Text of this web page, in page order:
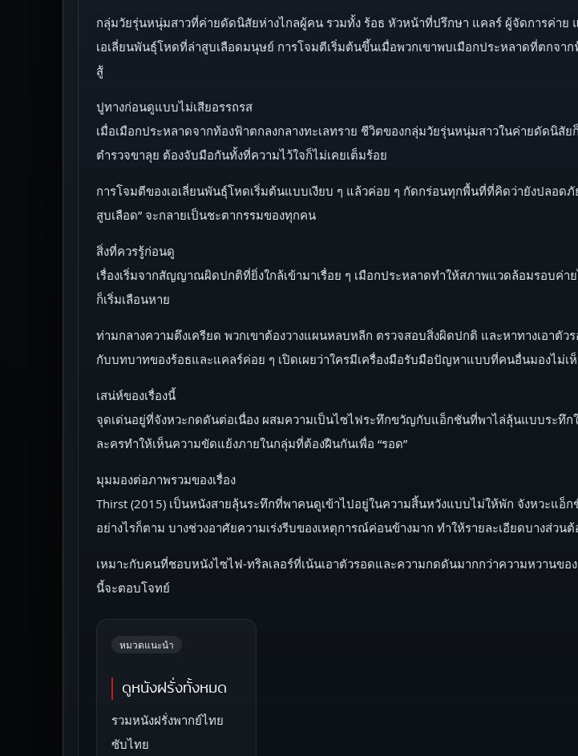
กลุ่มวัยรุ่นหนุ่มสาวที่ค่ายดัดนิสัยห่างไกลผู้คน รวมทั้ง ร้อธ หัวหน้าที่ปรึกษา แคลร์ ผู้จัดการค่าย
เอเลี่ยนพันธุ์โหดที่ล่าสูบเลือดมนุษย์ การโจมตีเริ่มต้นขึ้นเมื่อพวกเขาพบเมือกประหลาดที่ตกจ
สู้
ปูทางก่อนดูแบบไม่เสียอรรถรส
เมื่อเมือกประหลาดจากท้องฟ้าตกลงกลางทะเลทราย ชีวิตของกลุ่มวัยรุ่นหนุ่มสาวในค่ายดัดนิ
ตำรวจขาลุย ต้องจับมือกันทั้งที่ความไว้ใจก็ไม่เคยเต็มร้อย
การโจมตีของเอเลี่ยนพันธุ์โหดเริ่มต้นแบบเงียบ ๆ แล้วค่อย ๆ กัดกร่อนทุกพื้นที่ที่คิดว่ายังปลอด
สูบเลือด” จะกลายเป็นชะตากรรมของทุกคน
สิ่งที่ควรรู้ก่อนดู
เรื่องเริ่มจากสัญญาณผิดปกติที่ยิ่งใกล้เข้ามาเรื่อย ๆ เมือกประหลาดทำให้สภาพแวดล้อมรอบค่า
ก็เริ่มเลือนหาย
ท่ามกลางความตึงเครียด พวกเขาต้องวางแผนหลบหลีก ตรวจสอบสิ่งผิดปกติ และหาทางเอาตั
กับบทบาทของร้อธและแคลร์ค่อย ๆ เปิดเผยว่าใครมีเครื่องมือรับมือปัญหาแบบที่คนอื่นมองไม่เ
เสน่ห์ของเรื่องนี้
จุดเด่นอยู่ที่จังหวะกดดันต่อเนื่อง ผสมความเป็นไซไฟระทึกขวัญกับแอ็กชันที่พาไล่ลุ้นแบบระทึ
ละครทำให้เห็นความขัดแย้งภายในกลุ่มที่ต้องฝืนกันเพื่อ “รอด”
มุมมองต่อภาพรวมของเรื่อง
Thirst (2015) เป็นหนังสายลุ้นระทึกที่พาคนดูเข้าไปอยู่ในความสิ้นหวังแบบไม่ให้พัก จังหวะแ
อย่างไรก็ตาม บางช่วงอาศัยความเร่งรีบของเหตุการณ์ค่อนข้างมาก ทำให้รายละเอียดบางส่วนต้
เหมาะกับคนที่ชอบหนังไซไฟ-ทริลเลอร์ที่เน้นเอาตัวรอดและความกดดันมากกว่าความหวาน
นี้จะตอบโจทย์
หมวดแนะนำ
ดูหนังฝรั่งทั้งหมด
รวมหนังฝรั่งพากย์ไทย
ซับไทย